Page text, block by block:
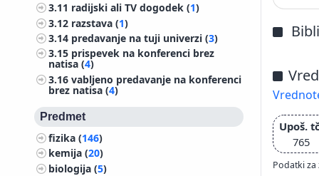
3.11 radijski ali TV dogodek (1)
3.12 razstava (1)
3.14 predavanje na tuji univerzi (3)
3.15 prispevek na konferenci brez
natisa (4)
3.16vabljeno predavanje na konferenci
brez natisa (4)
Predmet
fizika (146)
kemija (20)
biologija (5)
Upoš.
765
Podatki za